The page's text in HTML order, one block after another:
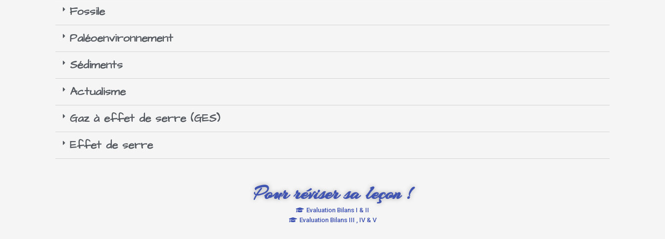
Fossile
Paléoenvironnement
Sédiments
Actualisme
Gaz à effet de serre (GES)
Effet de serre
Pour réviser sa leçon !
Evaluation Bilans I & II
Evaluation Bilans III , IV & V